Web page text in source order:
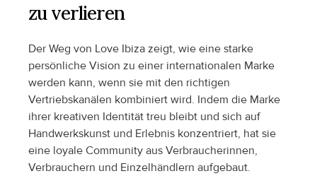
zu verlieren
Der Weg von Love Ibiza zeigt, wie eine starke
persönliche Vision zu einer internationalen Marke
werden kann, wenn sie mit den richtigen
Vertriebskanälen kombiniert wird. Indem die Marke
ihrer kreativen Identität treu bleibt und sich auf
Handwerkskunst und Erlebnis konzentriert, hat sie
eine loyale Community aus Verbraucherinnen,
Verbrauchern und Einzelhändlern aufgebaut.